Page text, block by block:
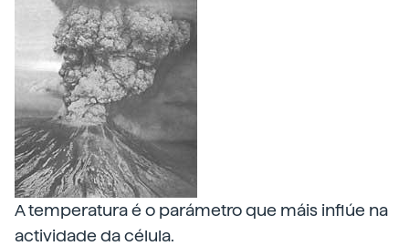
A temperatura é o parámetro que máis inflúe na
actividade da célula.